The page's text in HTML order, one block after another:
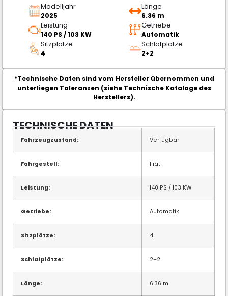
Modelljahr
2025
Länge
6.36 m
Leistung
140 PS / 103 KW
Getriebe
Automatik
Sitzplätze
4
Schlafplätze
2+2
*Technische Daten sind vom Hersteller übernommen und
unterliegen Toleranzen (siehe Technische Kataloge des
Herstellers).
TECHNISCHE DATEN
Fahrzeugzustand: Verfügbar
Fahrgestell: Fiat
Leistung: 140 PS / 103 KW
Getriebe: Automatik
Sitzplätze: 4
Schlafplätze: 2+2
Länge: 6.36 m